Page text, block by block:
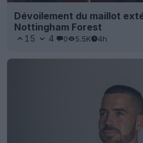
Dévoilement du maillot
Nottingham Forest
15 4 0 5.5K 4h